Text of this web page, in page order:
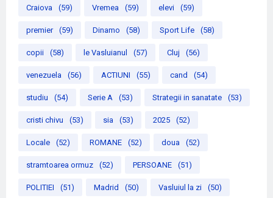
Craiova (59) Vremea (59) elevi (59)
premier (59) Dinamo (58) Sport Life (58)
copii (58) le Vasluianul (57) Cluj (56)
venezuela (56) ACTIUNI (55) cand (54)
studiu (54) Serie A (53) Strategii in sanatate (53)
cristi chivu (53) sia (53) 2025 (52)
Locale (52) ROMANE (52) doua (52)
stramtoarea ormuz (52) PERSOANE (51)
POLITIEI (51) Madrid (50) Vasluiul la zi (50)